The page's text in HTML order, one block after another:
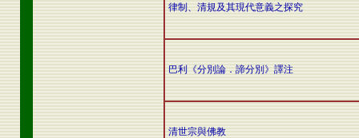
律制、清規及其現代意義之探究
巴利《分別論．諦分別》譯注
清世宗與佛教